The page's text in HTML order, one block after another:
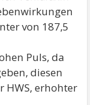
von 187,5
Puls, da
diesen
HWS, erhohter